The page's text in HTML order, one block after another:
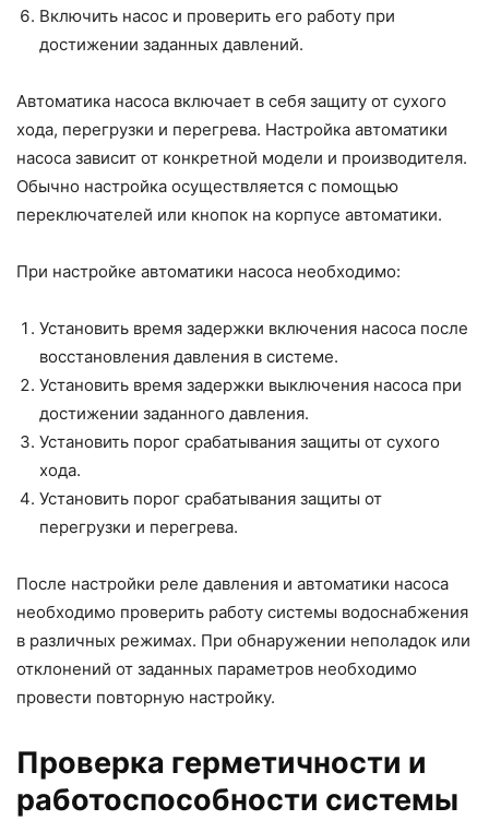
Включить насос и проверить его работу при
достижении заданных давлений.
Автоматика насоса включает в себя защиту от сухого
хода, перегрузки и перегрева. Настройка автоматики
насоса зависит от конкретной модели и производителя.
Обычно настройка осуществляется с помощью
переключателей или кнопок на корпусе автоматики.
При настройке автоматики насоса необходимо:
Установить время задержки включения насоса после
восстановления давления в системе.
Установить время задержки выключения насоса при
достижении заданного давления.
Установить порог срабатывания защиты от сухого
хода.
Установить порог срабатывания защиты от
перегрузки и перегрева.
После настройки реле давления и автоматики насоса
необходимо проверить работу системы водоснабжения
в различных режимах. При обнаружении неполадок или
отклонений от заданных параметров необходимо
провести повторную настройку.
Проверка герметичности и
работоспособности системы